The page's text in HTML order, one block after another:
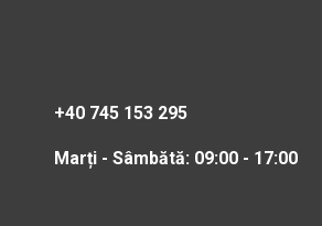
+40 745 153 295
Marți - Sâmbătă: 09:00 - 17:00